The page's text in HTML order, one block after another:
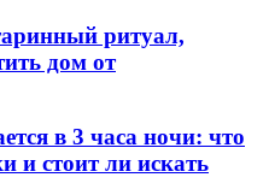
ритуал,
дом от
в 3 часа ночи: что
и стоит ли искать